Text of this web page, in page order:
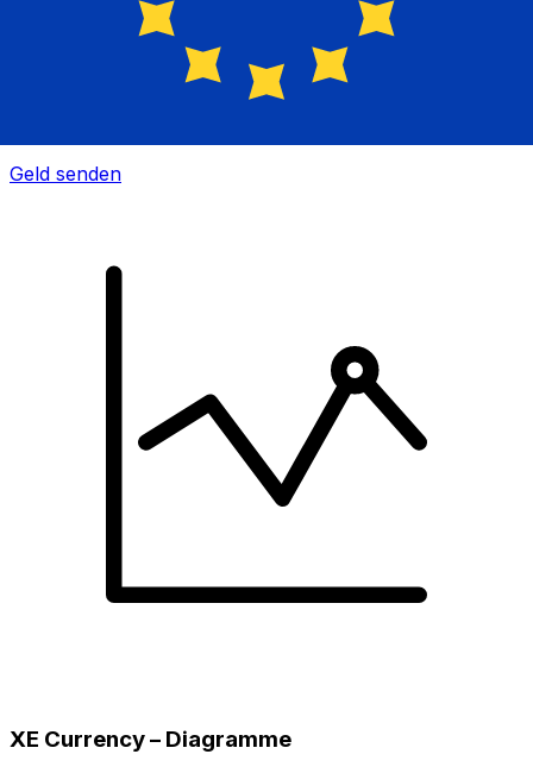
XE Internationaler Geldtransfer
Geld schnell, sicher und einfach online versenden. Live-
Verfolgung und Benachrichtigungen + flexible Liefer-
Geld senden
XE Currency – Diagramme